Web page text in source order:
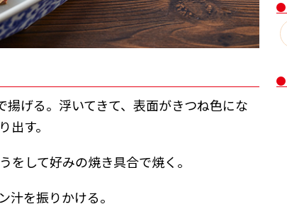
揚げる。浮いてきて、表面がきつね色にな
出す。
をして好みの焼き具合で焼く。
汁を振りかける。